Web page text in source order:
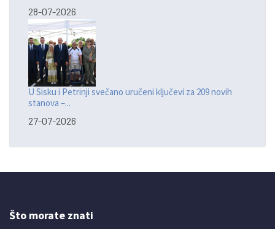
28-07-2026
U Sisku i Petrinji svečano uručeni ključevi za 209 novih
stanova –...
27-07-2026
Što morate znati